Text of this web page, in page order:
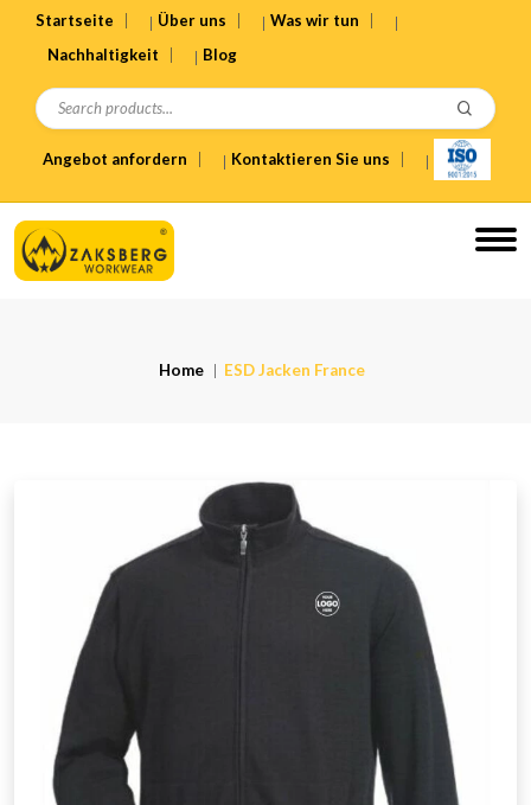
Startseite Über uns
Was wir tun
Nachhaltigkeit
Blog
Angebot anfordern Kontaktieren Sie uns
Home ESD Jacken France